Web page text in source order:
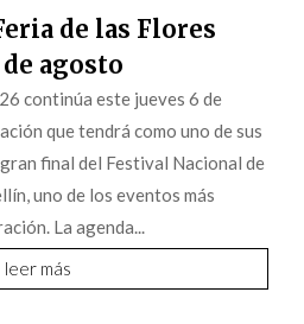
de las Flores
agosto
continúa este jueves 6 de
que tendrá como uno de sus
final del Festival Nacional de
uno de los eventos más
La agenda...
leer más